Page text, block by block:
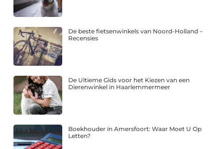
De beste fietsenwinkels van Noord-Holland –
Recensies
De Ultieme Gids voor het Kiezen van een
Dierenwinkel in Haarlemmermeer
Boekhouder in Amersfoort: Waar Moet U Op
Letten?